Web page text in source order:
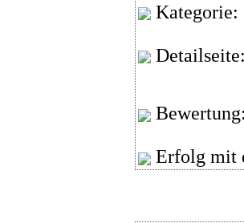
Kategorie:
Erfolg mit